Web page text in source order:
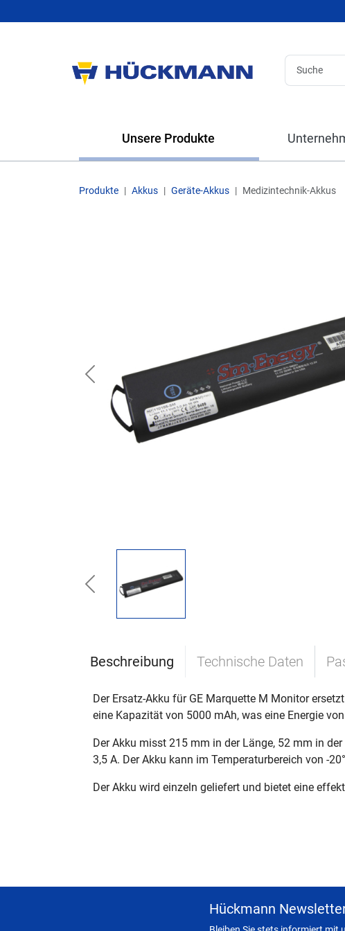
Unsere Produkte
Produkte Akkus Geräte-Akkus Medizintechnik-Akkus
Previous
Previous
Beschreibung Technische Daten
Der Ersatz-Akku für GE Marquette M Monitor
eine Kapazität von 5000 mAh, was eine Energie
Der Akku misst 215 mm in der Länge, 52 mm in
3,5 A. Der Akku kann im Temperaturbereich von -
Der Akku wird einzeln geliefert und bietet eine
Hückmann